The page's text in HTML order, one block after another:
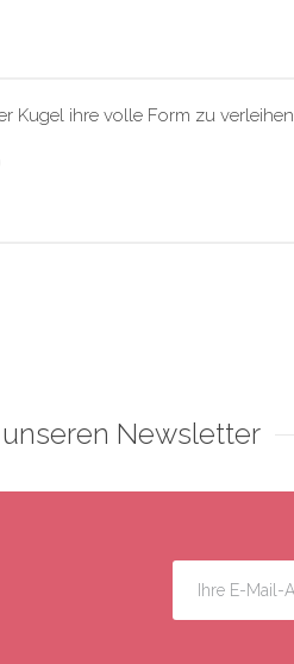
Kugel ihre volle Form zu
Newsletter